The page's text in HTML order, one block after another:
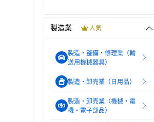
製造業 人気
製造・整備・修理業（輸
送用機械器具）
製造・卸売業（日用品）
製造・卸売業（機械・電
機・電子部品）